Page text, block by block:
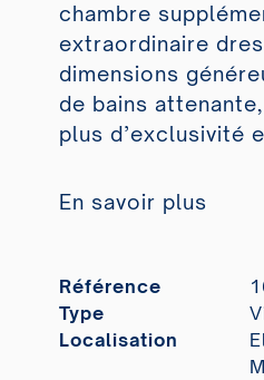
chambre
extraordinaire
dimensions
de bains
plus d’exclusivité
En savoir plus
Référence
Type
Localisation